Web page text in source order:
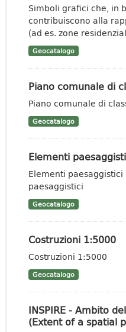
Simboli grafici che, in
contribuiscono alla
(ad es. zone
Geocatalogo
Piano comunale di
Piano comunale di
Geocatalogo
Elementi
Elementi
paesaggistici
Geocatalogo
Costruzioni 1:5000
Costruzioni 1:5000
Geocatalogo
INSPIRE - Ambito
(Extent of a spatial